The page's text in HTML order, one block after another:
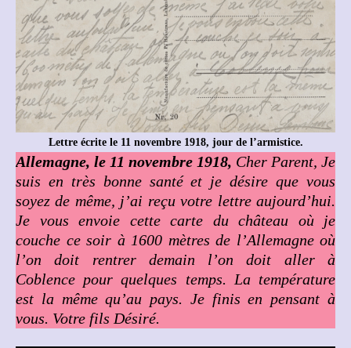
Lettre écrite le 11 novembre 1918, jour de l’armistice.
Allemagne, le 11 novembre 1918, Cher Parent, Je
suis en très bonne santé et je désire que vous
soyez de même, j’ai reçu votre lettre aujourd’hui.
Je vous envoie cette carte du château où je
couche ce soir à 1600 mètres de l’Allemagne où
l’on doit rentrer demain l’on doit aller à
Coblence pour quelques temps. La température
est la même qu’au pays. Je finis en pensant à
vous. Votre fils Désiré.